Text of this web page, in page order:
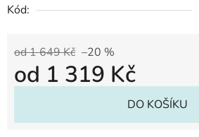
Kód:
od 1 649 Kč –20 %
od 1 319 Kč
DO KOŠÍKU